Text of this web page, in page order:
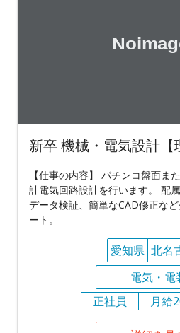
新卒 機械・電気設計【
【仕事の内容】 パチンコ盤面ま
計電気回路設計を行います。 配
データ検証、簡単なCAD修正な
ート。
愛知県 北名
電気・電
正社員
月給